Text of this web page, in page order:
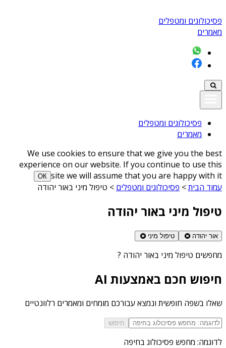
פסיכולוגים ומטפלים
מאמרים
פסיכולוגים ומטפלים
מאמרים
We use cookies to ensure that we give you the best
experience on our website. If you continue to use this
site we will assume that you are happy with it
ОК
עמוד הבית> פסיכולוגים ומטפלים > טיפול מיני באור יהודה
טיפול מיני באור יהודה
אור יהודה טיפול מיני
מחפשים טיפול מיני באור יהודה ?
חיפוש חכם באמצעות AI
שאלו בשפה חופשית ונמצא עבורכם מומחים ומאמרים רלוונטיים
חיפוש
לדוגמה: מחפש פסיכולוג בחיפה